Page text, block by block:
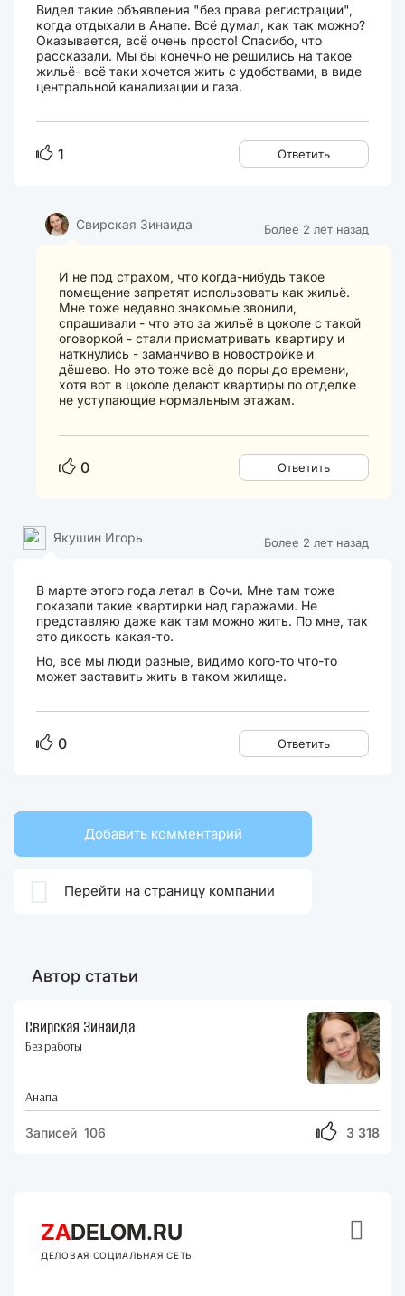
Видел такие объявления "без права регистрации",
когда отдыхали в Анапе. Всё думал, как так можно?
Оказывается, всё очень просто! Спасибо, что
рассказали. Мы бы конечно не решились на такое
жильё- всё таки хочется жить с удобствами, в виде
центральной канализации и газа.
1 Ответить
Более 2 лет назад
Свирская Зинаида
И не под страхом, что когда-нибудь такое
помещение запретят использовать как жильё.
Мне тоже недавно знакомые звонили,
спрашивали - что это за жильё в цоколе с такой
оговоркой - стали присматривать квартиру и
наткнулись - заманчиво в новостройке и
дёшево. Но это тоже всё до поры до времени,
хотя вот в цоколе делают квартиры по отделке
не уступающие нормальным этажам.
0 Ответить
Более 2 лет назад
Якушин Игорь
В марте этого года летал в Сочи. Мне там тоже
показали такие квартирки над гаражами. Не
представляю даже как там можно жить. По мне, так
это дикость какая-то.
Но, все мы люди разные, видимо кого-то что-то
может заставить жить в таком жилище.
0 Ответить
Добавить комментарий
Перейти на страницу компании
Автор статьи
Свирская Зинаида
Без работы
Анапа
3 318
Записей 106
ZADELOM.RU
ДЕЛОВАЯ СОЦИАЛЬНАЯ СЕТЬ
